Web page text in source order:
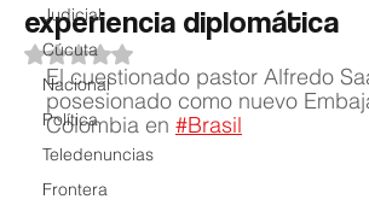
Judicial
Cúcuta
Nacional
Política
Teledenuncias
Frontera
experiencia diplomática
Obtuvo NaN de 5 estrellas.
El cuestionado pastor Alfredo
posesionado como nuevo
Colombia en #Brasil